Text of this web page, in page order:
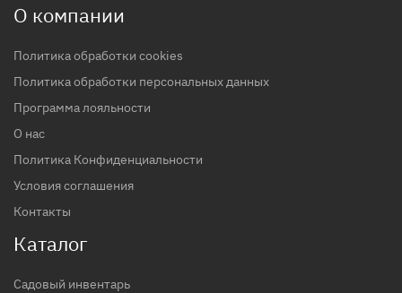
О компании
Политика обработки cookies
Политика обработки персональных данных
Программа лояльности
О нас
Политика Конфиденциальности
Условия соглашения
Контакты
Каталог
Садовый инвентарь